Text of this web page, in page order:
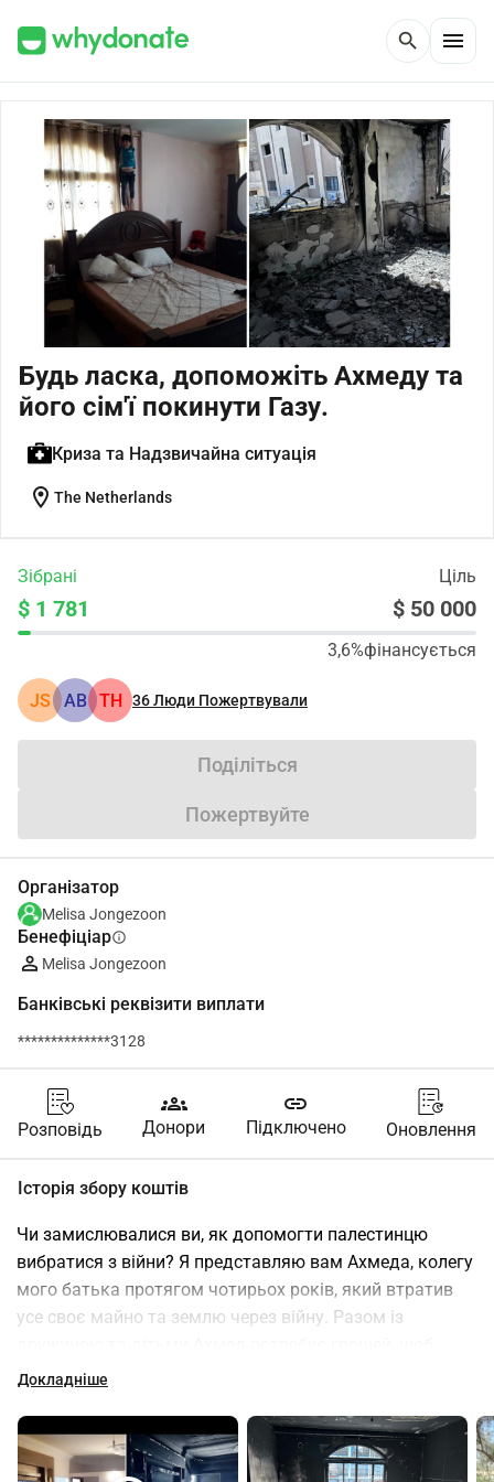
search menu
Будь ласка, допоможіть Ахмеду та
його сім'ї покинути Газу.
Криза та Надзвичайна ситуація
location_on The Netherlands
Зібрані Ціль
$ 1 781 $ 50 000
3,6%фінансується
JS АВ TH 36Люди Пожертвували
Поділіться
Пожертвуйте
Організатор
Melisa Jongezoon
Бенефіціарinfo
Melisa Jongezoon
Банківські реквізити виплати
**************3128
Розповідь
groups
Донори
link
Підключено Оновлення
Історія збору коштів
Чи замислювалися ви, як допомогти палестинцю
вибратися з війни? Я представляю вам Ахмеда, колегу
мого батька протягом чотирьох років, який втратив
усе своє майно та землю через війну. Разом із
перетнути кордон з Єгиптом і поїхати до Туреччини
життя чекає на них.
Для вас, хто читає це, дякую, що не залишаєтеся
Докладніше